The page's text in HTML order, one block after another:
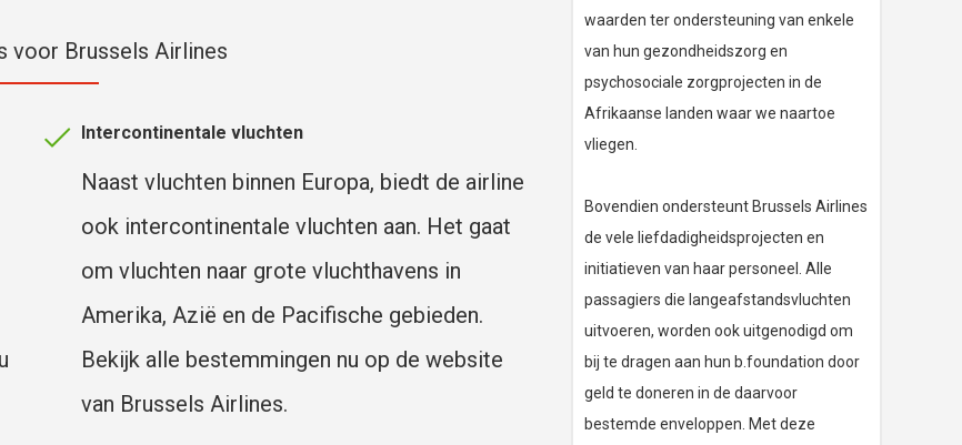
voor Brussels Airlines
Intercontinentale vluchten
Naast vluchten binnen Europa, biedt de airline
ook intercontinentale vluchten aan. Het gaat
om vluchten naar grote vluchthavens in
Amerika, Azië en de Pacifische gebieden.
Bekijk alle bestemmingen nu op de website
van Brussels Airlines.
waarden ter ondersteuning van enkele
van hun gezondheidszorg en
psychosociale zorgprojecten in de
Afrikaanse landen waar we naartoe
vliegen.
Bovendien ondersteunt Brussels Airlines
de vele liefdadigheidsprojecten en
initiatieven van haar personeel. Alle
passagiers die langeafstandsvluchten
uitvoeren, worden ook uitgenodigd om
bij te dragen aan hun b.foundation door
geld te doneren in de daarvoor
bestemde enveloppen. Met deze